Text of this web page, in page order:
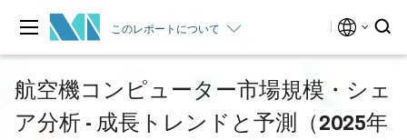
このレポートについて
航空機コンピューター市場規模・シェ
ア分析 - 成長トレンドと予測（2025年